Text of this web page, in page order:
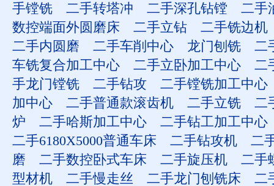
手镗铣
二手转塔冲 二手深孔钻镗
二手
数控端面外圆磨床
二手立钻
二手铣边机
二手内圆磨
二手车削中心 龙门刨铣
二
车铣复合加工中心
二手立卧加工中心
二
手龙门镗铣
二手钻攻
二手镗铣加工中心
加中心
二手普通款滚齿机 二手立铣
二
炉
二手哈斯加工中心
二手钻工加工中心
二手6180X5000普通车床
二手钻攻机
二
磨
二手数控卧式车床 二手旋压机
二手
型材机
二手慢走丝 二手龙门刨铣床
二